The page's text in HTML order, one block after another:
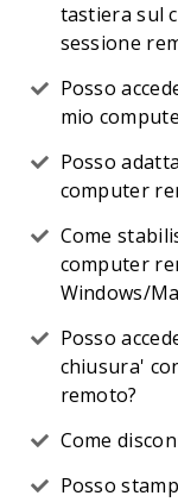
tastiera sul
sessione
Posso
mio
Posso
computer
Come
computer
Windows/
Posso
chiusura'
remoto?
Come
Posso